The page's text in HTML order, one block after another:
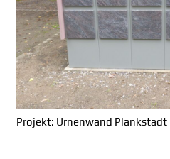
Projekt: Urnenwand Plankstadt